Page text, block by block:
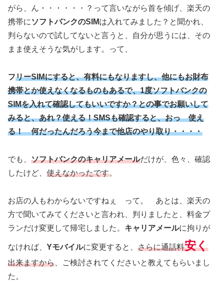
がら、ん・・・・・・？って言いながら首を傾げ、楽天の
携帯に ソフトバンクのSIMは入れてみました？と聞かれ、
判らないので試してないと言うと、自分が思うには、その
まま使えそうな気がします。って、
フリーSIMにすると、有料にもなりますし、他にもお財布
携帯とか使えなくなるものもあるで、1度ソフトバンクの
SIMを入れて確認してもいいですか？との事でお願いして
みると、あれ？使える！SMSも確認すると、おっ 使え
る！ 何だったんだろう今まで他店のやり取り・・・・
でも、 ソフトバンクのキャリアメールだけが、色々、確認
したけど、 使えなかったです。
お店の人もわからないですねぇ って。 あとは、楽天の
方で聞いてみてくださいと言われ、判りましたと、料金プ
ランだけ変更して帰宅しました。 キャリアメールに拘りが
なければ、 Yモバイルに変更すると、 さらに通話料安く
出来ますから 、ご検討されてくださいと教えてもらいまし
た。